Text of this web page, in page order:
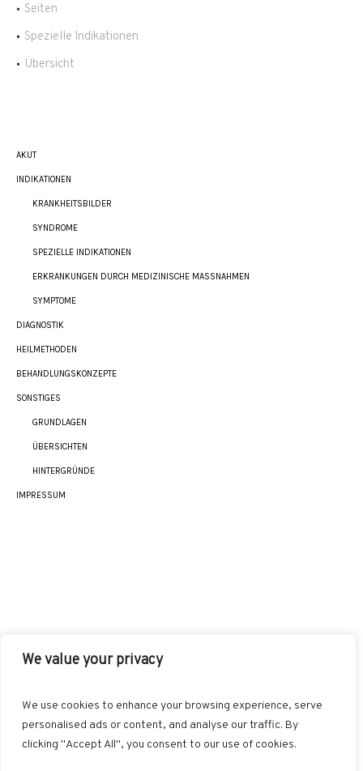
We value your privacy
We use cookies to enhance your browsing experience, serve
personalised ads or content, and analyse our traffic. By
clicking "Accept All", you consent to our use of cookies.
Seiten
Spezielle Indikationen
Übersicht
AKUT
INDIKATIONEN
KRANKHEITSBILDER
SYNDROME
SPEZIELLE INDIKATIONEN
ERKRANKUNGEN DURCH MEDIZINISCHE MASSNAHMEN
SYMPTOME
DIAGNOSTIK
HEILMETHODEN
BEHANDLUNGSKONZEPTE
SONSTIGES
GRUNDLAGEN
ÜBERSICHTEN
HINTERGRÜNDE
IMPRESSUM
AKUT INDIKATIONEN
HEILMETHODEN
BEHANDLUNGSKONZEPTE
SONSTIGES